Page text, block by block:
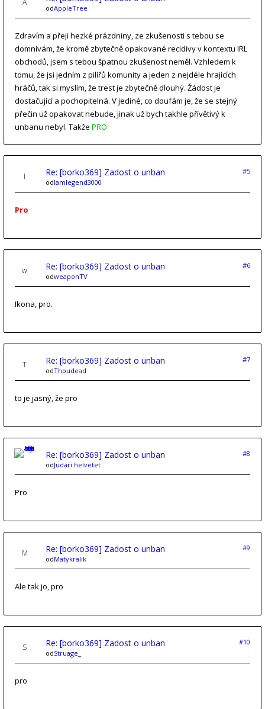
odAppleTree
Zdravím a přeji hezké prázdniny, ze zkušenosti s tebou se
domnívám, že kromě zbytečně opakované recidivy v kontextu IRL
obchodů, jsem s tebou špatnou zkušenost neměl. Vzhledem k
tomu, že jsi jedním z pilířů komunity a jeden z nejdéle hrajících
hráčů, tak si myslím, že trest je zbytečně dlouhý. Žádost je
dostačující a pochopitelná. V jediné, co doufám je, že se stejný
přečin už opakovat nebude, jinak už bych takhle přívětivý k
unbanu nebyl. Takže PRO
Re: [borko369] Zadost o unban
#5
odIamlegend3000
Pro
Re: [borko369] Zadost o unban
#6
odweaponTV
Ikona, pro.
Re: [borko369] Zadost o unban
#7
odThoudead
to je jasný, že pro
Re: [borko369] Zadost o unban
#8
odJudari helvetet
Pro
Re: [borko369] Zadost o unban
#9
odMatykralik
Ale tak jo, pro
Re: [borko369] Zadost o unban
#10
odStruage_
pro